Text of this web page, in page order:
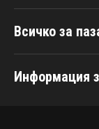
Всичко за
Информация